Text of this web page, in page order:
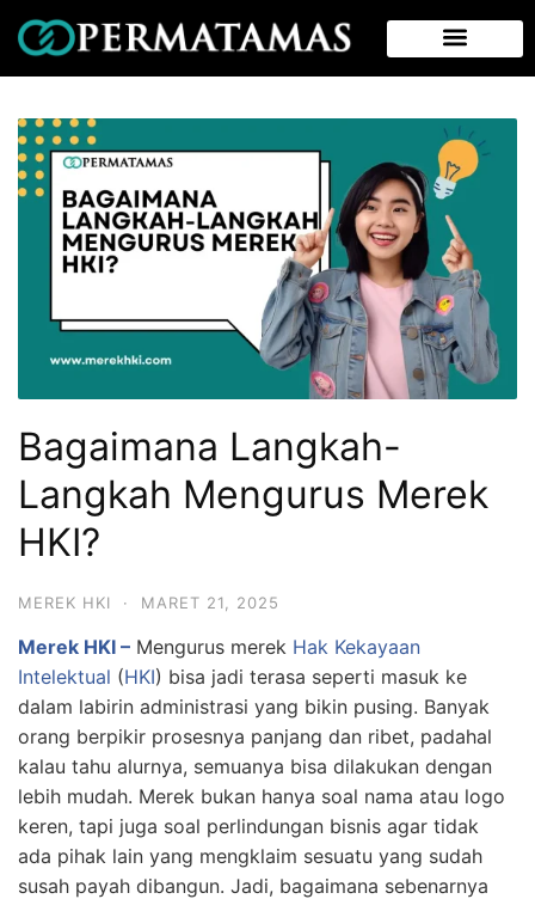
Bagaimana Langkah-
Langkah Mengurus Merek
HKI?
MEREK HKI · MARET 21, 2025
Merek HKI – Mengurus merek Hak Kekayaan
Intelektual (HKI) bisa jadi terasa seperti masuk ke
dalam labirin administrasi yang bikin pusing. Banyak
orang berpikir prosesnya panjang dan ribet, padahal
kalau tahu alurnya, semuanya bisa dilakukan dengan
lebih mudah. Merek bukan hanya soal nama atau logo
keren, tapi juga soal perlindungan bisnis agar tidak
ada pihak lain yang mengklaim sesuatu yang sudah
susah payah dibangun. Jadi, bagaimana sebenarnya